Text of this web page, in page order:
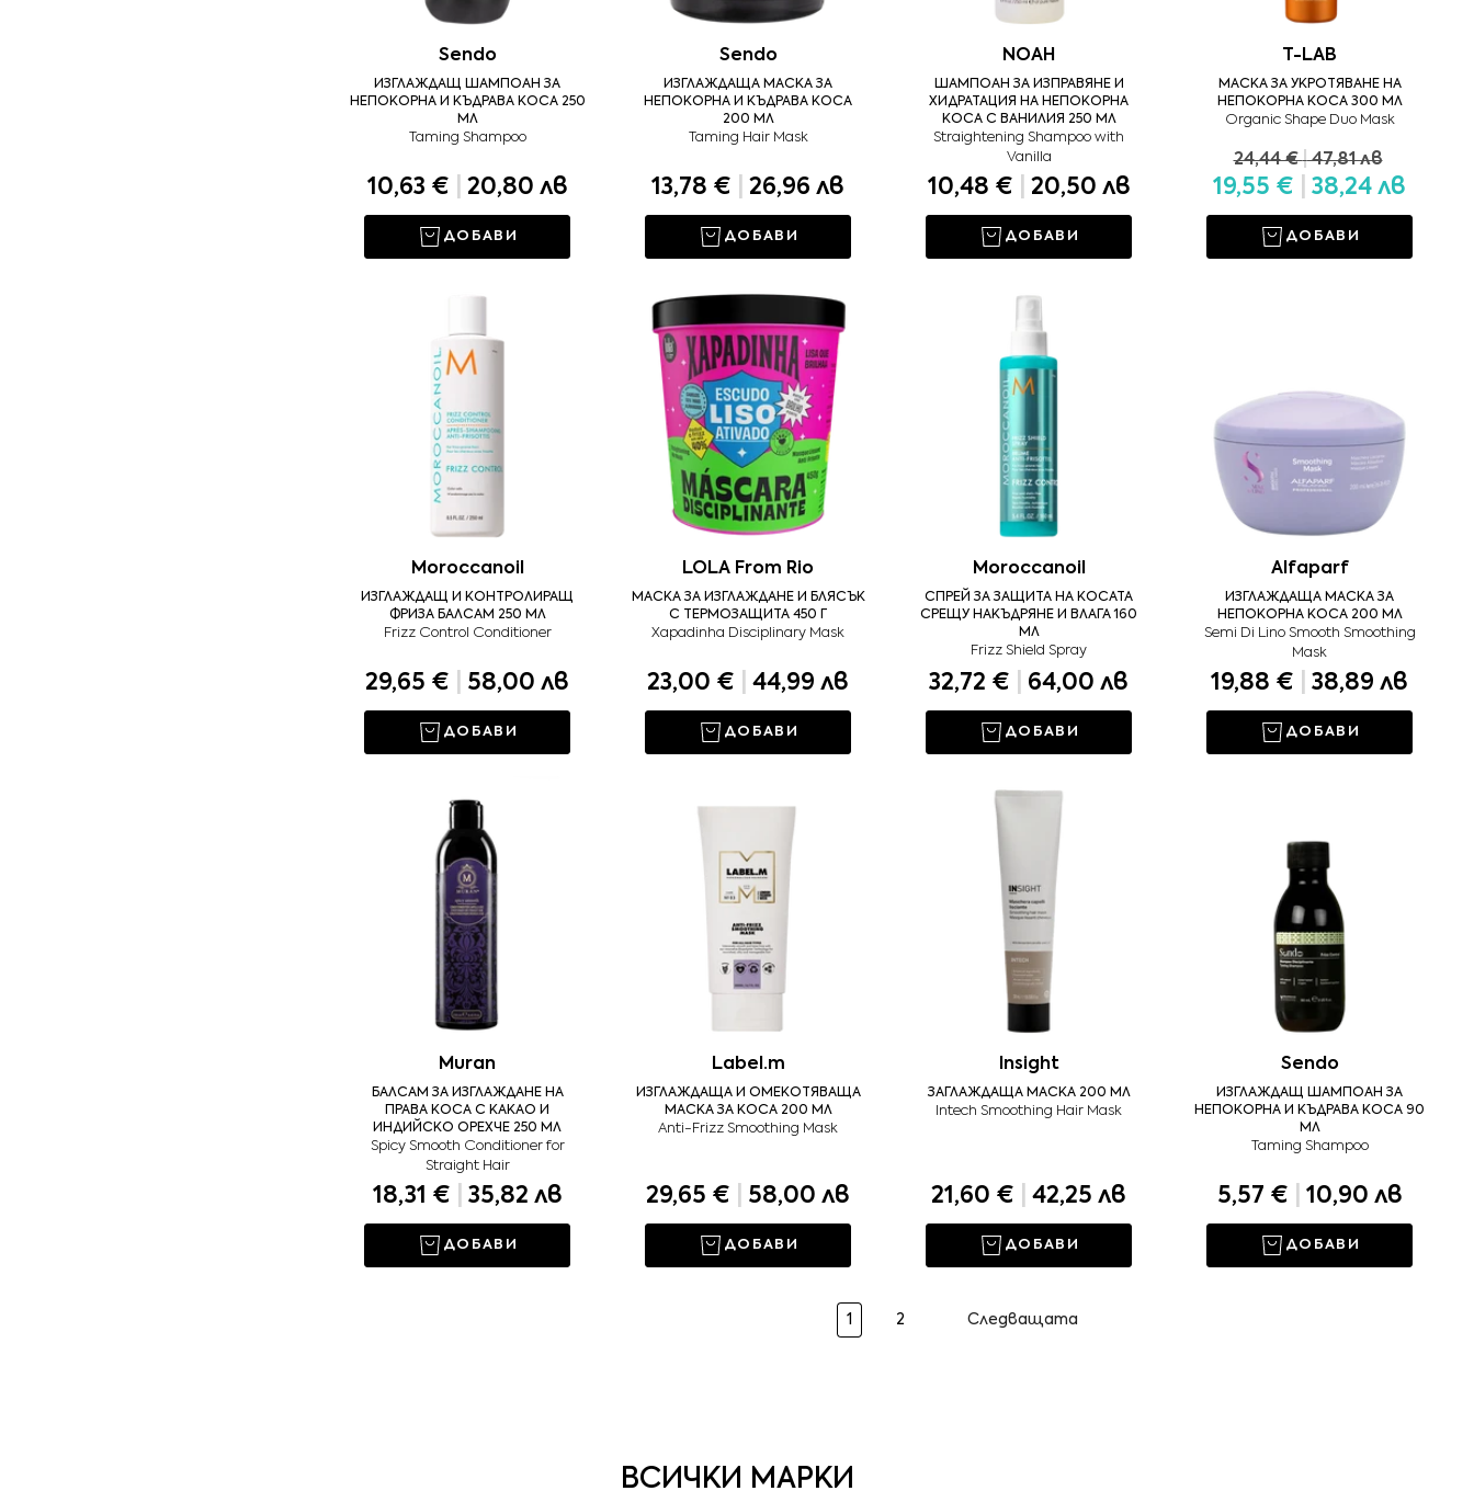
Sendo
ИЗГЛАЖДАЩ ШАМПОАН ЗА
НЕПОКОРНА И КЪДРАВА КОСА 250
МЛ
Taming Shampoo
10,63 € 20,80 лв
ДОБАВИ
Sendo
ИЗГЛАЖДАЩА МАСКА ЗА
НЕПОКОРНА И КЪДРАВА КОСА
200 МЛ
Taming Hair Mask
13,78 € 26,96 лв
ДОБАВИ
NOAH
ШАМПОАН ЗА ИЗПРАВЯНЕ И
ХИДРАТАЦИЯ НА НЕПОКОРНА
КОСА С ВАНИЛИЯ 250 МЛ
Straightening Shampoo with
Vanilla
10,48 € 20,50 лв
ДОБАВИ
T-LAB
МАСКА ЗА УКРОТЯВАНЕ НА
НЕПОКОРНА КОСА 300 МЛ
Organic Shape Duo Mask
24,44 €|47,81 лв
19,55 € 38,24 лв
ДОБАВИ
Moroccanoil
ИЗГЛАЖДАЩ И КОНТРОЛИРАЩ
ФРИЗА БАЛСАМ 250 МЛ
Frizz Control Conditioner
29,65 € 58,00 лв
ДОБАВИ
LOLA From Rio
МАСКА ЗА ИЗГЛАЖДАНЕ И БЛЯСЪК
С ТЕРМОЗАЩИТА 450 Г
Xapadinha Disciplinary Mask
23,00 € 44,99 лв
ДОБАВИ
Moroccanoil
СПРЕЙ ЗА ЗАЩИТА НА КОСАТА
СРЕЩУ НАКЪДРЯНЕ И ВЛАГА 160
МЛ
Frizz Shield Spray
32,72 € 64,00 лв
ДОБАВИ
Alfaparf
ИЗГЛАЖДАЩА МАСКА ЗА
НЕПОКОРНА КОСА 200 МЛ
Semi Di Lino Smooth Smoothing
Mask
19,88 € 38,89 лв
ДОБАВИ
Muran
БАЛСАМ ЗА ИЗГЛАЖДАНЕ НА
ПРАВА КОСА С КАКАО И
ИНДИЙСКО ОРЕХЧЕ 250 МЛ
Spicy Smooth Conditioner for
Straight Hair
18,31 € 35,82 лв
ДОБАВИ
Label.m
ИЗГЛАЖДАЩА И ОМЕКОТЯВАЩА
МАСКА ЗА КОСА 200 МЛ
Anti-Frizz Smoothing Mask
29,65 € 58,00 лв
ДОБАВИ
Insight
ЗАГЛАЖДАЩА МАСКА 200 МЛ
Intech Smoothing Hair Mask
21,60 € 42,25 лв
ДОБАВИ
Sendo
ИЗГЛАЖДАЩ ШАМПОАН ЗА
НЕПОКОРНА И КЪДРАВА КОСА 90
МЛ
Taming Shampoo
5,57 € 10,90 лв
ДОБАВИ
1 2 Следващата
ВСИЧКИ МАРКИ